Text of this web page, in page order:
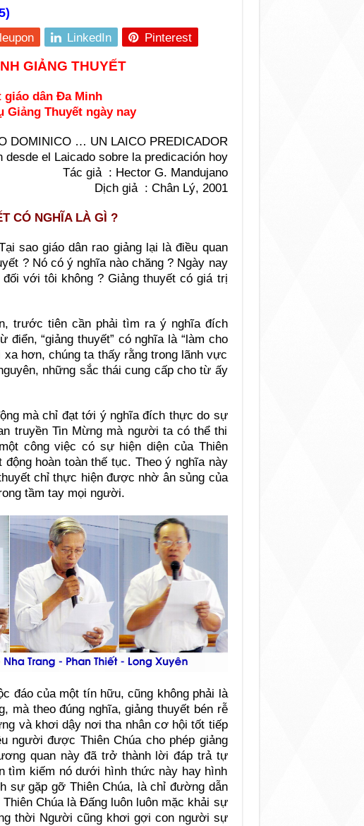
LinkedIn Pinterest
GIẢNG THUYẾT
dân Ða Minh
Thuyết ngày nay
DOMINICO … UN LAICO PREDICADOR
desde el Laicado sobre la predicación hoy
Tác giả : Hector G. Mandujano
Dịch giả : Chân Lý, 2001
CÓ NGHĨA LÀ GÌ ?
sao giáo dân rao giảng lại là điều quan
? Nó có ý nghĩa nào chăng ? Ngày nay
với tôi không ? Giảng thuyết có giá trị
trước tiên cần phải tìm ra ý nghĩa đích
điển, “giảng thuyết” có nghĩa là “làm cho
hơn, chúng ta thấy rằng trong lãnh vực
những sắc thái cung cấp cho từ ấy
mà chỉ đạt tới ý nghĩa đích thực do sự
truyền Tin Mừng mà người ta có thể thi
công việc có sự hiện diện của Thiên
hoàn toàn thế tục. Theo ý nghĩa này
chỉ thực hiện được nhờ ân sủng của
tầm tay mọi người.
đáo của một tín hữu, cũng không phải là
theo đúng nghĩa, giảng thuyết bén rễ
và khơi dậy nơi tha nhân cơ hội tốt tiếp
người được Thiên Chúa cho phép giảng
quan này đã trở thành lời đáp trả tự
tìm kiếm nó dưới hình thức này hay hình
sự gặp gỡ Thiên Chúa, là chỉ đường dẫn
Chúa là Ðấng luôn luôn mặc khải sự
thời Người cũng khơi gợi con người sự